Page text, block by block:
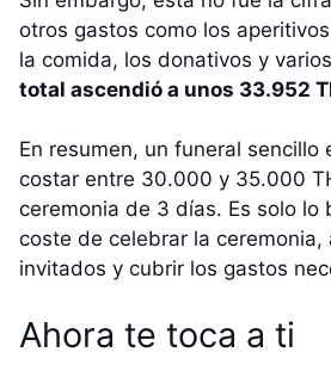
otros gastos como los
la comida, los donativos y
total ascendió a unos 33.952
En resumen, un funeral sencillo
costar entre 30.000 y 35.000
ceremonia de 3 días. Es solo lo
coste de celebrar la ceremonia,
invitados y cubrir los gastos
Ahora te toca a ti